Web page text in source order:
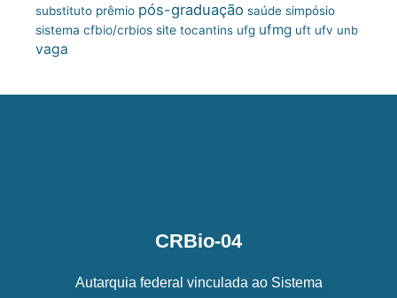
substituto prêmio pós-graduação saúde simpósio
sistema cfbio/crbios site tocantins ufg ufmg uft ufv unb
vaga
CRBio-04
Autarquia federal vinculada ao Sistema